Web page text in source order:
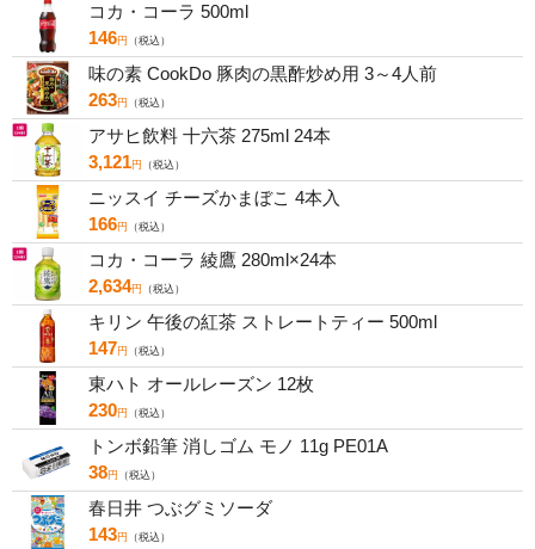
コカ・コーラ 500ml
146円 （税込）
味の素 CookDo 豚肉の黒酢炒め用 3～4人前
263円 （税込）
アサヒ飲料 十六茶 275ml 24本
3,121円 （税込）
ニッスイ チーズかまぼこ 4本入
166円 （税込）
コカ・コーラ 綾鷹 280ml×24本
2,634円 （税込）
キリン 午後の紅茶 ストレートティー 500ml
147円 （税込）
東ハト オールレーズン 12枚
230円 （税込）
トンボ鉛筆 消しゴム モノ 11g PE01A
38円 （税込）
春日井 つぶグミソーダ
143円 （税込）